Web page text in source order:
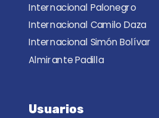
Internacional Palonegro
Internacional Camilo Daza
Internacional Simón Bolívar
Almirante Padilla
Usuarios